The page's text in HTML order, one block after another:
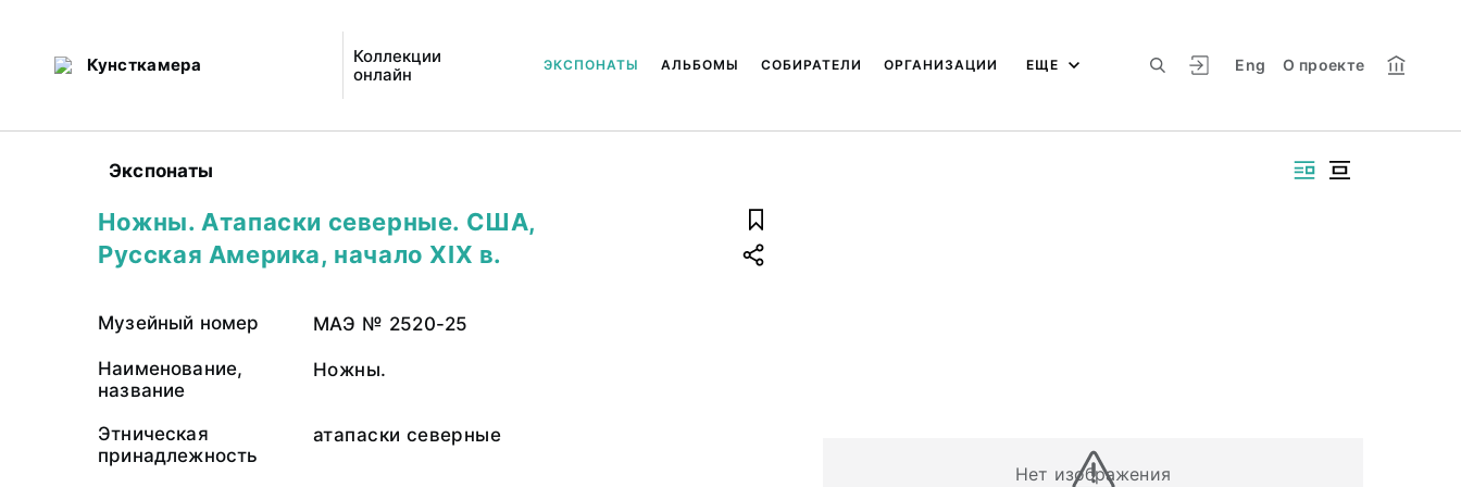
Кунсткамера
Коллекции
онлайн
Eng О проекте
ЭКСПОНАТЫ АЛЬБОМЫ СОБИРАТЕЛИ ОРГАНИЗАЦИИ ЕЩЕ
Экспонаты
Нет изображения
Ножны. Атапаски северные. США,
Русская Америка, начало XIX в.
Музейный номер МАЭ № 2520-25
Наименование,
название
Ножны.
Этническая
принадлежность
атапаски северные